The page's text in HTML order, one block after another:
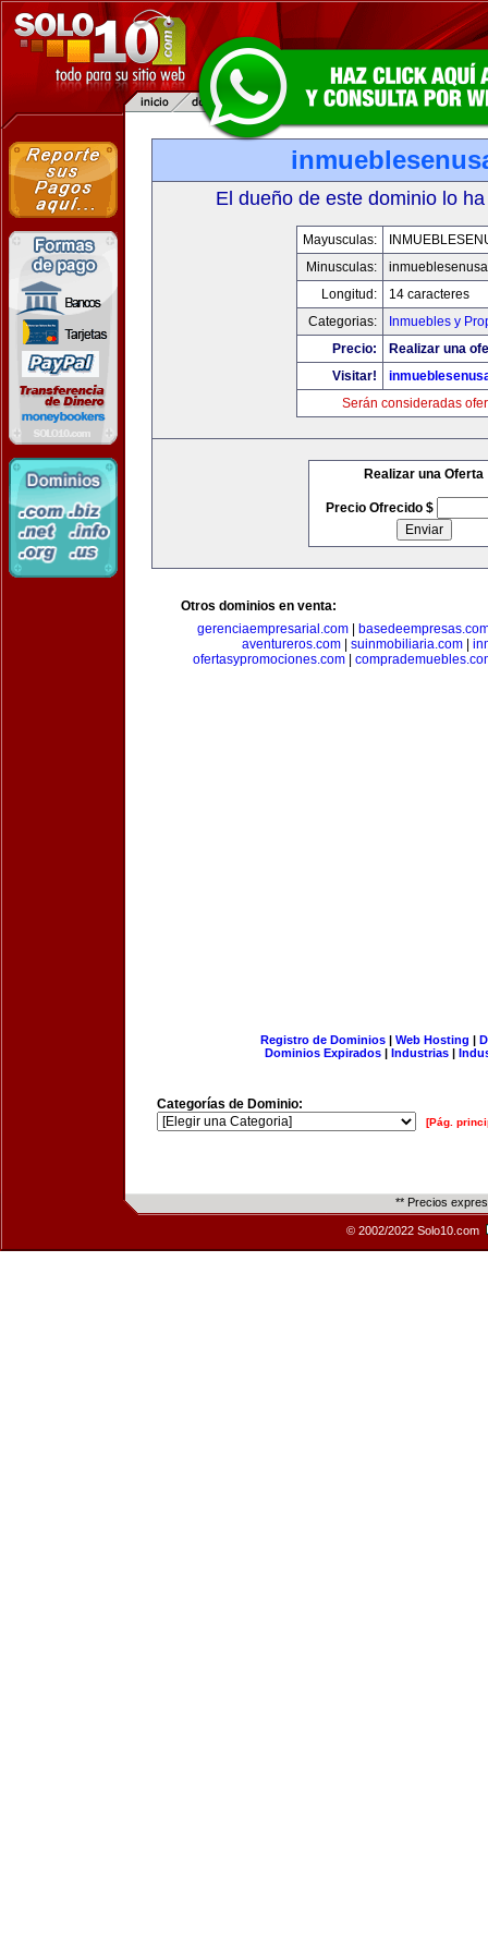
El dueño de este dominio lo
Mayusculas:
Minusculas:
Longitud:
14 caracteres
Categorias:
Inmuebles y
Precio:
Realizar una
Visitar!
Serán consideradas
Realizar una Oferta
Precio Ofrecido $
Otros dominios en venta:
gerenciaempresarial.com|
aventureros.com| suinmobiliaria.com|
ofertasypromociones.com|
Registro de Dominios| Web Hosting |
Dominios Expirados | Industrias |
Categorías de Dominio:
[Pág.
** Precios
© 2002/2022 Solo10.com